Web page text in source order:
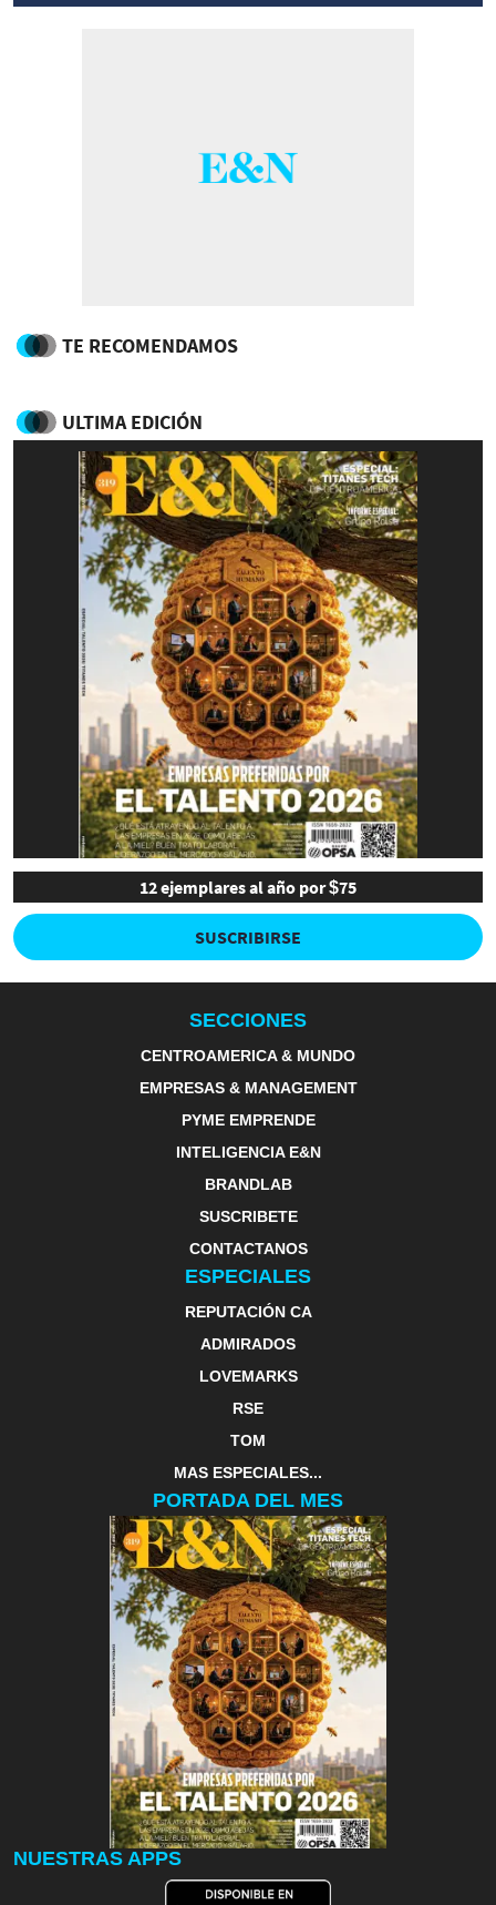
TE RECOMENDAMOS
ULTIMA EDICIÓN
12 ejemplares al año por $75
SUSCRIBIRSE
SECCIONES
CENTROAMERICA & MUNDO
EMPRESAS & MANAGEMENT
PYME EMPRENDE
INTELIGENCIA E&N
BRANDLAB
SUSCRIBETE
CONTACTANOS
ESPECIALES
REPUTACIÓN CA
ADMIRADOS
LOVEMARKS
RSE
TOM
MAS ESPECIALES...
PORTADA DEL MES
NUESTRAS APPS